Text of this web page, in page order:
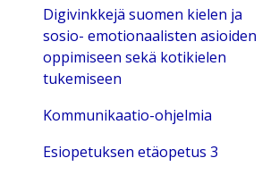
Digivinkkejä suomen kielen ja
sosio- emotionaalisten asioiden
oppimiseen sekä kotikielen
tukemiseen
Kommunikaatio-ohjelmia
Esiopetuksen etäopetus 3